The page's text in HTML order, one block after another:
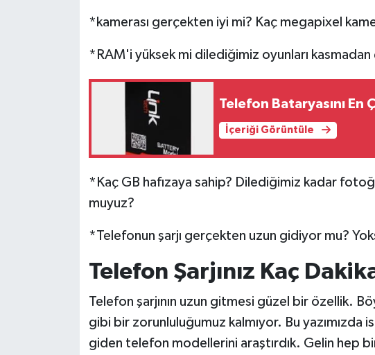
*kamerası gerçekten iyi mi? Kaç megapixel
*RAM'i yüksek mi dilediğimiz oyunları kasmadan
Telefon Bataryasını En
İçeriği Görüntüle
*Kaç GB hafızaya sahip? Dilediğimiz kadar
muyuz?
*Telefonun şarjı gerçekten uzun gidiyor mu?
Telefon Şarjınız Kaç
Telefon şarjının uzun gitmesi güzel bir özellik.
gibi bir zorunluluğumuz kalmıyor. Bu yazımızda
giden telefon modellerini araştırdık. Gelin hep